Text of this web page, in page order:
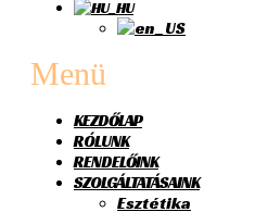
Menü
KEZDŐLAP
RÓLUNK
RENDELŐINK
SZOLGÁLTATÁSAINK
Esztétika